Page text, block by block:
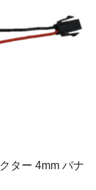
ター 4mm バナ